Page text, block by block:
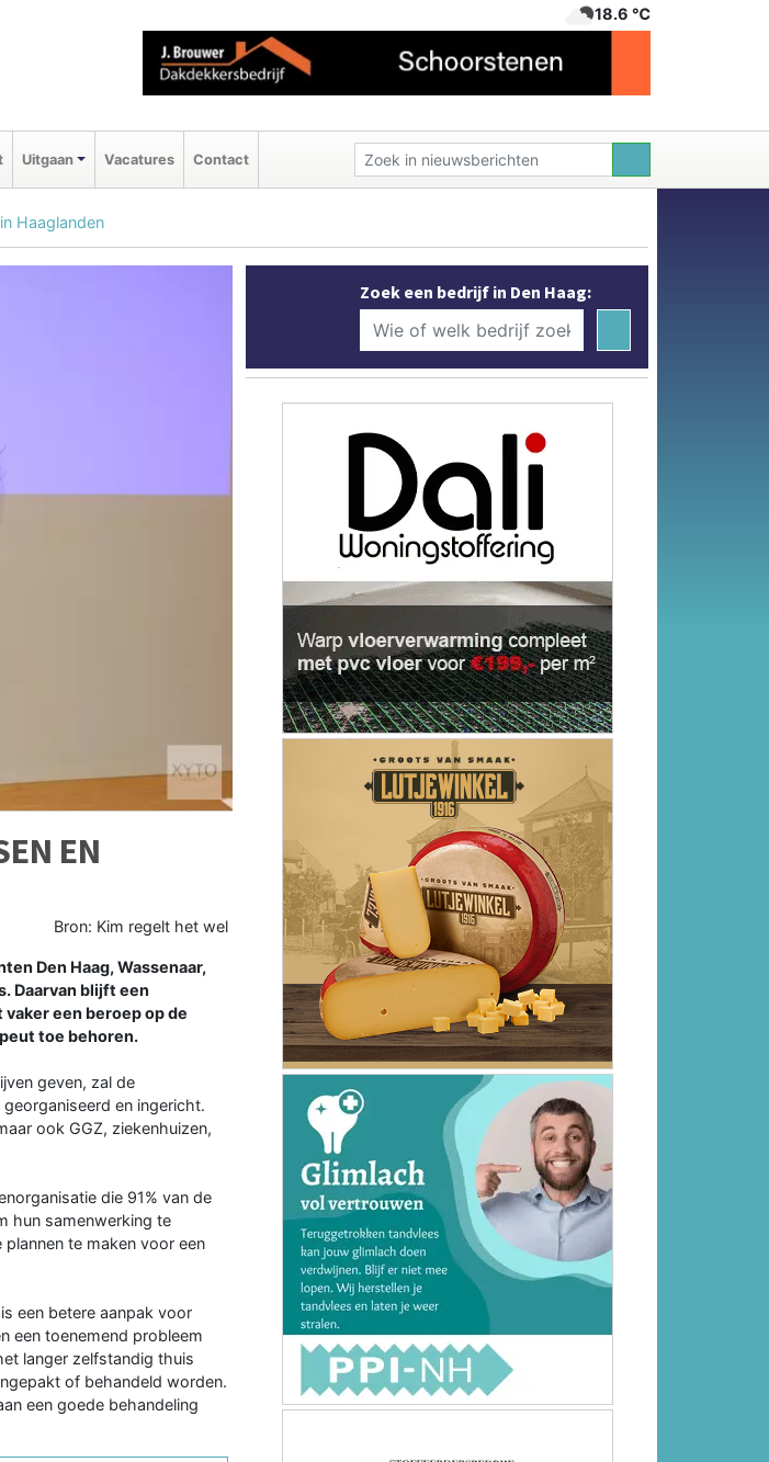
18.6 ℃
Uitgaan Vacatures Contact
Haaglanden
EN
Bron: Kim regelt het wel
Den Haag, Wassenaar,
Daarvan blijft een
een beroep op de
toe behoren.
geven, zal de
en ingericht.
ook GGZ, ziekenhuizen,
die 91% van de
hun samenwerking te
te maken voor een
een betere aanpak voor
een toenemend probleem
langer zelfstandig thuis
of behandeld worden.
een goede behandeling
Zoek een bedrijf in Den Haag: